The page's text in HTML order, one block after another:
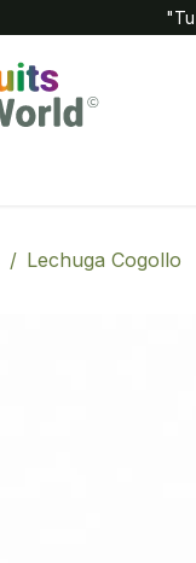
Lechuga Cogollo